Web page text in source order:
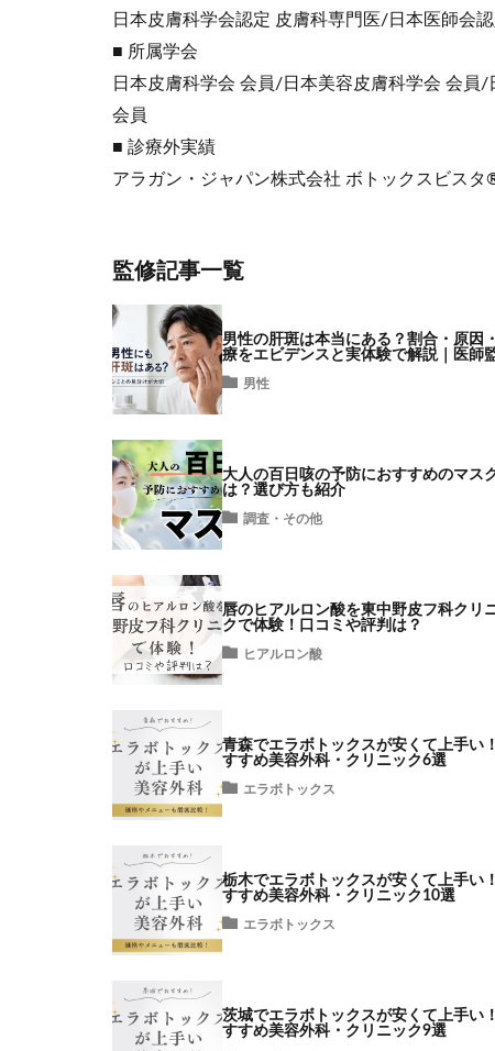
日本皮膚科学会認定 皮膚科専門医/日本医師会
■ 所属学会
日本皮膚科学会 会員/日本美容皮膚科学会 会員/
会員
■ 診療外実績
アラガン・ジャパン株式会社 ボトックスビスタ
監修記事一覧
男性の肝斑は本当にある？割合・原因
療をエビデンスと実体験で解説｜医師
男性
大人の百日咳の予防におすすめのマス
は？選び方も紹介
調査・その他
唇のヒアルロン酸を東中野皮フ科クリ
クで体験！口コミや評判は？
ヒアルロン酸
青森でエラボトックスが安くて上手い
すすめ美容外科・クリニック6選
エラボトックス
栃木でエラボトックスが安くて上手い
すすめ美容外科・クリニック10選
エラボトックス
茨城でエラボトックスが安くて上手い
すすめ美容外科・クリニック9選